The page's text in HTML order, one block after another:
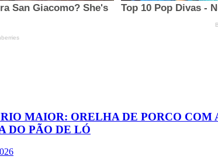
MAIOR: ORELHA DE PORCO
DO PÃO DE LÓ